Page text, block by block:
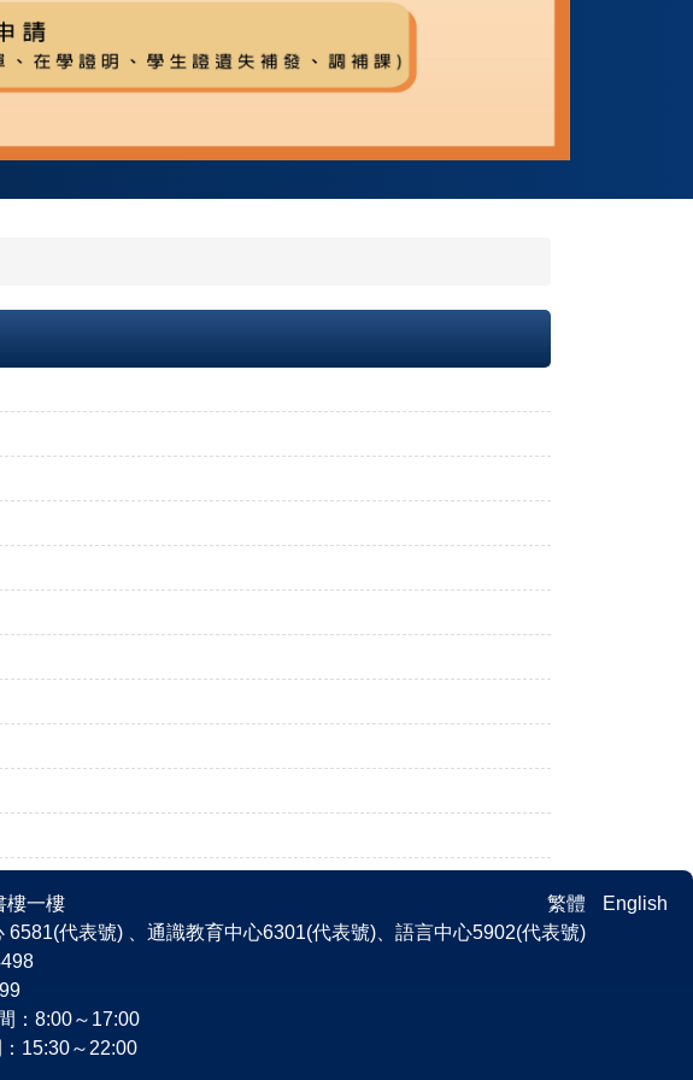
繁體 English
樓一樓
代表號) 、通識教育中心6301(代表號)、語言中心5902(代表號)
：8:00～17:00
～22:00